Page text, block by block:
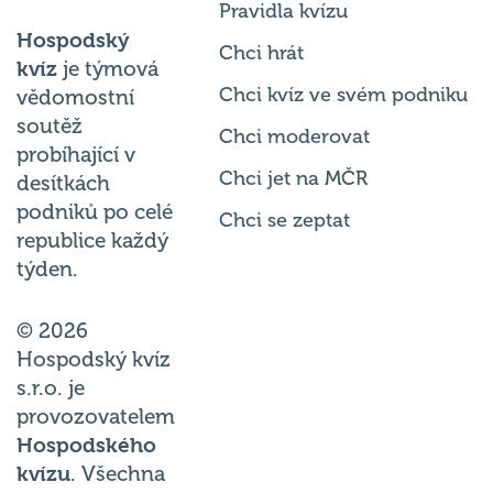
Hospodský
kvíz je týmová
vědomostní
soutěž
probíhající v
desítkách
podniků po celé
republice každý
týden.
© 2026
Hospodský kvíz
s.r.o. je
provozovatelem
Hospodského
kvízu. Všechna
Pravidla kvízu
Chci hrát
Chci kvíz ve svém podniku
Chci moderovat
Chci jet na MČR
Chci se zeptat